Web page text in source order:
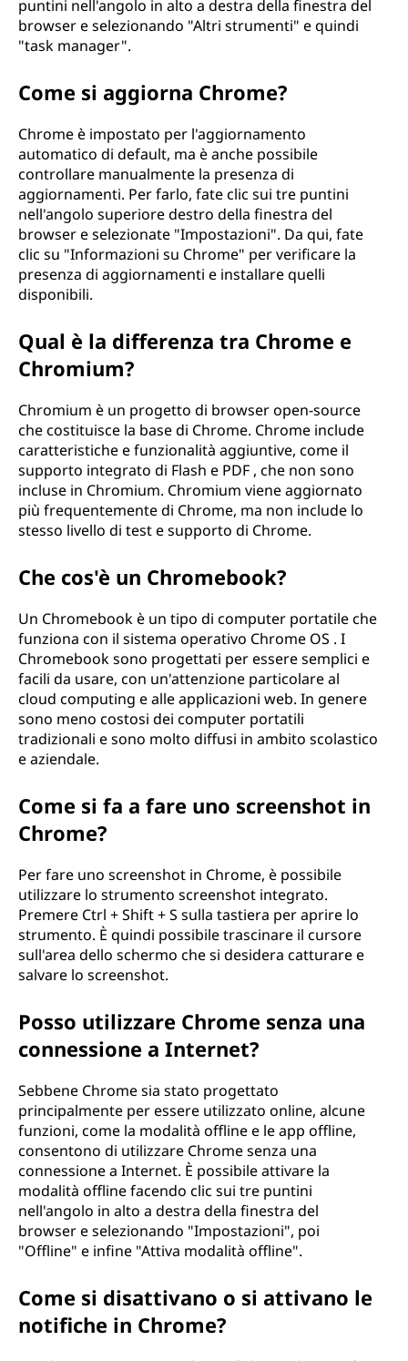
puntini nell'angolo in alto a destra della finestra del
browser e selezionando "Altri strumenti" e quindi
"task manager".
Come si aggiorna Chrome?
Chrome è impostato per l'aggiornamento
automatico di default, ma è anche possibile
controllare manualmente la presenza di
aggiornamenti. Per farlo, fate clic sui tre puntini
nell'angolo superiore destro della finestra del
browser e selezionate "Impostazioni". Da qui, fate
clic su "Informazioni su Chrome" per verificare la
presenza di aggiornamenti e installare quelli
disponibili.
Qual è la differenza tra Chrome e
Chromium?
Chromium è un progetto di browser open-source
che costituisce la base di Chrome. Chrome include
caratteristiche e funzionalità aggiuntive, come il
supporto integrato di Flash e PDF , che non sono
incluse in Chromium. Chromium viene aggiornato
più frequentemente di Chrome, ma non include lo
stesso livello di test e supporto di Chrome.
Che cos'è un Chromebook?
Un Chromebook è un tipo di computer portatile che
funziona con il sistema operativo Chrome OS . I
Chromebook sono progettati per essere semplici e
facili da usare, con un'attenzione particolare al
cloud computing e alle applicazioni web. In genere
sono meno costosi dei computer portatili
tradizionali e sono molto diffusi in ambito scolastico
e aziendale.
Come si fa a fare uno screenshot in
Chrome?
Per fare uno screenshot in Chrome, è possibile
utilizzare lo strumento screenshot integrato.
Premere Ctrl + Shift + S sulla tastiera per aprire lo
strumento. È quindi possibile trascinare il cursore
sull'area dello schermo che si desidera catturare e
salvare lo screenshot.
Posso utilizzare Chrome senza una
connessione a Internet?
Sebbene Chrome sia stato progettato
principalmente per essere utilizzato online, alcune
funzioni, come la modalità offline e le app offline,
consentono di utilizzare Chrome senza una
connessione a Internet. È possibile attivare la
modalità offline facendo clic sui tre puntini
nell'angolo in alto a destra della finestra del
browser e selezionando "Impostazioni", poi
"Offline" e infine "Attiva modalità offline".
Come si disattivano o si attivano le
notifiche in Chrome?